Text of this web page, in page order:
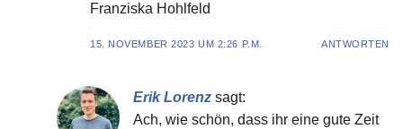
Franziska Hohlfeld
15. NOVEMBER 2023 UM 2:26 P.M. ANTWORTEN
Erik Lorenz sagt:
Ach, wie schön, dass ihr eine gute Zeit